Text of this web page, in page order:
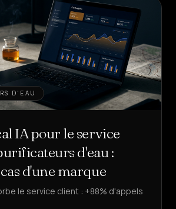
D'EAU
IA pour le service
d'eau :
d'une marque
le service client : +88% d'appels